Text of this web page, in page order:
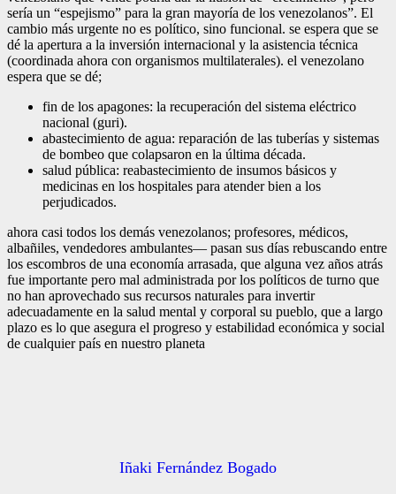
sería un “espejismo” para la gran mayoría de los venezolanos”. El
cambio más urgente no es político, sino funcional. se espera que se
dé la apertura a la inversión internacional y la asistencia técnica
(coordinada ahora con organismos multilaterales). el venezolano
espera que se dé;
fin de los apagones: la recuperación del sistema eléctrico
nacional (guri).
abastecimiento de agua: reparación de las tuberías y sistemas
de bombeo que colapsaron en la última década.
salud pública: reabastecimiento de insumos básicos y
medicinas en los hospitales para atender bien a los
perjudicados.
ahora casi todos los demás venezolanos; profesores, médicos,
albañiles, vendedores ambulantes— pasan sus días rebuscando entre
los escombros de una economía arrasada, que alguna vez años atrás
fue importante pero mal administrada por los políticos de turno que
no han aprovechado sus recursos naturales para invertir
adecuadamente en la salud mental y corporal su pueblo, que a largo
plazo es lo que asegura el progreso y estabilidad económica y social
de cualquier país en nuestro planeta
Iñaki Fernández Bogado